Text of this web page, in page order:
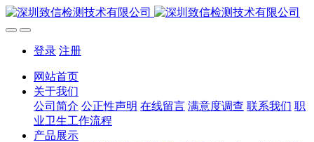
登录 注册
网站首页
关于我们
公司简介 公正性声明 在线留言 满意度调查 联系我们 职
业卫生工作流程
产品展示